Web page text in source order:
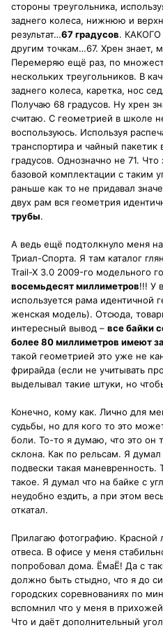
стороны треугольника,
заднего колеса, нижнюю и
результат…67 градусов. КАКОГО
другим точкам…67. Хрен знает,
Перемеряю ещё раз, по
нескольких треугольников. В
заднего колеса, каретка, нос
Получаю 68 градусов. Ну хрен
считаю. С геометрией в школе
воспользуюсь. Используя
транспортира и чайный пакетик
градусов. Однозначно не 71. Что
базовой комплектации с таким
раньше как то не придавал
двух рам вся геометрия
трубы.
А ведь ещё подтолкнуло меня
Триал-Спорта. Я там каталог
Trail-X 3.0 2009-го модельного
восемьдесят миллиметров!!! У
используется рама идентичной
женская модель). Отсюда,
интересный вывод – все байки
более 80 миллиметров имеют
такой геометрией это уже не
фрирайда (если не учитывать
выделывал такие штуки, но
Конечно, кому как. Лично для
судьбы, но для кого то это
боли. То-то я думаю, что это он
склона. Как по рельсам. Я думал
подвески такая маневренность.
такое. Я думал что на байке с
неудобно ездить, а при этом
откатал.
Прилагаю фотографию. Красной
отвеса. В офисе у меня
попробовал дома. ЁмаЁ! Да с
должно быть стыдно, что я до
городских соревнованиях по
вспомнил что у меня в
Что и даёт дополнительный